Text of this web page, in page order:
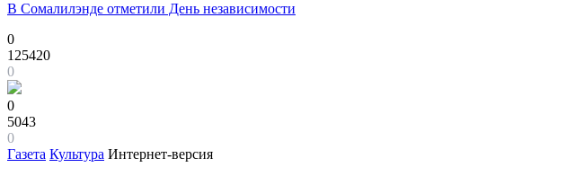
В Сомалилэнде отметили День независимости
0
125420
0
0
5043
0
Газета Культура Интернет-версия